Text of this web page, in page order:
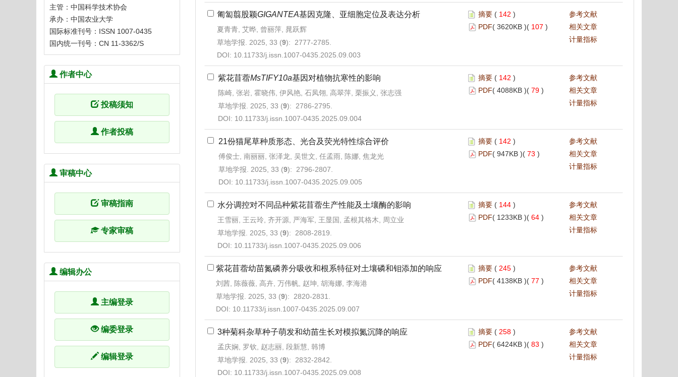
匍匐翦股颖GIGANTEA基因克隆、亚细胞定位及表达分析
夏青青, 艾晔, 曾丽萍, 晁跃辉
草地学报. 2025, 33 (9): 2777-2785.
DOI: 10.11733/j.issn.1007-0435.2025.09.003
摘要 ( 142 )
PDF( 3620KB )( 107 )
参考文献
相关文章
计量指标
紫花苜蓿MsTIFY10a基因对植物抗寒性的影响
陈崎, 张岩, 霍晓伟, 伊风艳, 石凤翎, 高翠萍, 栗振义, 张志强
草地学报. 2025, 33 (9): 2786-2795.
DOI: 10.11733/j.issn.1007-0435.2025.09.004
摘要 ( 142 )
PDF( 4088KB )( 79 )
参考文献
相关文章
计量指标
21份猫尾草种质形态、光合及荧光特性综合评价
傅俊士, 南丽丽, 张泽龙, 吴世文, 任孟雨, 陈娜, 焦龙光
草地学报. 2025, 33 (9): 2796-2807.
DOI: 10.11733/j.issn.1007-0435.2025.09.005
摘要 ( 142 )
PDF( 947KB )( 73 )
参考文献
相关文章
计量指标
水分调控对不同品种紫花苜蓿生产性能及土壤酶的影响
王雪丽, 王云玲, 齐开源, 严海军, 王显国, 孟根其格木, 周立业
草地学报. 2025, 33 (9): 2808-2819.
DOI: 10.11733/j.issn.1007-0435.2025.09.006
摘要 ( 144 )
PDF( 1233KB )( 64 )
参考文献
相关文章
计量指标
紫花苜蓿幼苗氮磷养分吸收和根系特征对土壤磷和钼添加的响应
刘茜, 陈薇薇, 高卉, 万伟帆, 赵坤, 胡海娜, 李海港
草地学报. 2025, 33 (9): 2820-2831.
DOI: 10.11733/j.issn.1007-0435.2025.09.007
摘要 ( 245 )
PDF( 4138KB )( 77 )
参考文献
相关文章
计量指标
3种菊科杂草种子萌发和幼苗生长对模拟氮沉降的响应
孟庆娴, 罗钦, 赵志丽, 段新慧, 韩博
草地学报. 2025, 33 (9): 2832-2842.
DOI: 10.11733/j.issn.1007-0435.2025.09.008
摘要 ( 258 )
PDF( 6424KB )( 83 )
参考文献
相关文章
计量指标
主管：中国科学技术协会
承办：中国农业大学
国际标准刊号：ISSN 1007-0435
国内统一刊号：CN 11-3362/S
作者中心
投稿须知
作者投稿
审稿中心
审稿指南
专家审稿
编辑办公
主编登录
编委登录
编辑登录